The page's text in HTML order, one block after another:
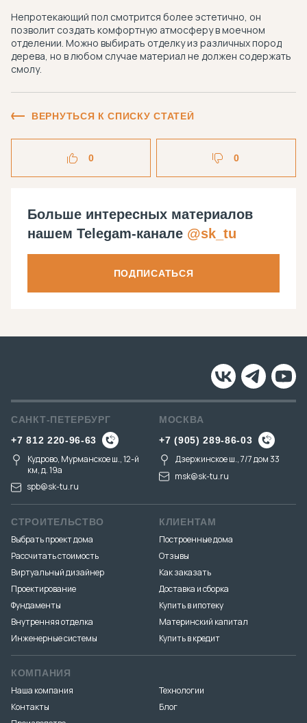
Непротекающий пол смотрится более эстетично, он
позволит создать комфортную атмосферу в моечном
отделении. Можно выбирать отделку из различных пород
дерева, но в любом случае материал не должен содержать
смолу.
ВЕРНУТЬСЯ К СПИСКУ СТАТЕЙ
0 0
Больше интересных материалов
нашем Telegam-канале @sk_tu
ПОДПИСАТЬСЯ
САНКТ-ПЕТЕРБУРГ
+7 812 220-96-63
Кудрово, Мурманское ш., 12-й
км, д. 19a
spb@sk-tu.ru
МОСКВА
+7 (905) 289-86-03
Дзержинское ш., 7/7 дом 33
msk@sk-tu.ru
СТРОИТЕЛЬСТВО
Выбрать проект дома
Рассчитать стоимость
Виртуальный дизайнер
Проектирование
Фундаменты
Внутренняя отделка
Инженерные системы
КЛИЕНТАМ
Построенные дома
Отзывы
Как заказать
Доставка и сборка
Купить в ипотеку
Материнский капитал
Купить в кредит
КОМПАНИЯ
Наша компания
Контакты
Технологии
Блог